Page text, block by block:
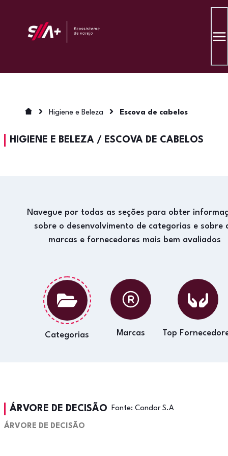
Higiene e Beleza Escova de cabelos
HIGIENE E BELEZA / ESCOVA DE CABELOS
Navegue por todas as seções para obter
sobre o desenvolvimento de categorias e sobre
marcas e fornecedores mais bem avaliados
Categorias Marcas Top
ÁRVORE DE DECISÃO Fonte: Condor S.A
ÁRVORE DE DECISÃO